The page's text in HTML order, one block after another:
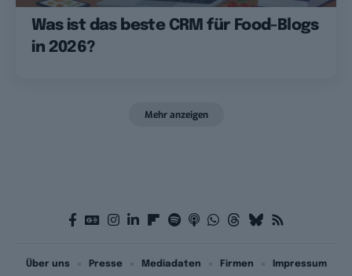
Was ist das beste CRM für Food-Blogs
in 2026?
Mehr anzeigen
Über uns Presse Mediadaten Firmen Impressum